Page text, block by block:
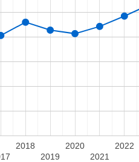
2018
2019
2020
2021
2022